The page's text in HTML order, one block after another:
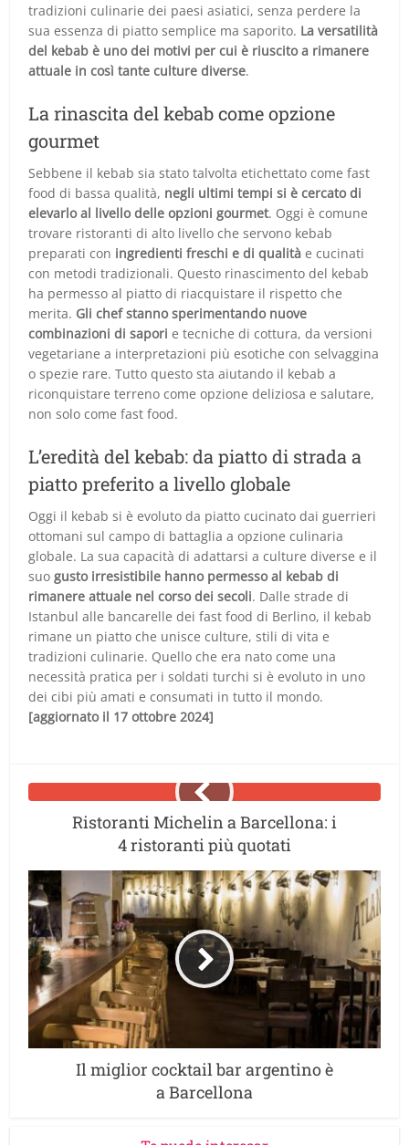
tradizioni culinarie dei paesi asiatici, senza perdere la
sua essenza di piatto semplice ma saporito. La versatilità
del kebab è uno dei motivi per cui è riuscito a rimanere
attuale in così tante culture diverse.
La rinascita del kebab come opzione
gourmet
Sebbene il kebab sia stato talvolta etichettato come fast
food di bassa qualità, negli ultimi tempi si è cercato di
elevarlo al livello delle opzioni gourmet. Oggi è comune
trovare ristoranti di alto livello che servono kebab
preparati con ingredienti freschi e di qualità e cucinati
con metodi tradizionali. Questo rinascimento del kebab
ha permesso al piatto di riacquistare il rispetto che
merita. Gli chef stanno sperimentando nuove
combinazioni di sapori e tecniche di cottura, da versioni
vegetariane a interpretazioni più esotiche con selvaggina
o spezie rare. Tutto questo sta aiutando il kebab a
riconquistare terreno come opzione deliziosa e salutare,
non solo come fast food.
L’eredità del kebab: da piatto di strada a
piatto preferito a livello globale
Oggi il kebab si è evoluto da piatto cucinato dai guerrieri
ottomani sul campo di battaglia a opzione culinaria
globale. La sua capacità di adattarsi a culture diverse e il
suogusto irresistibile hanno permesso al kebab di
rimanere attuale nel corso dei secoli. Dalle strade di
Istanbul alle bancarelle dei fast food di Berlino, il kebab
rimane un piatto che unisce culture, stili di vita e
tradizioni culinarie. Quello che era nato come una
necessità pratica per i soldati turchi si è evoluto in uno
dei cibi più amati e consumati in tutto il mondo.
[aggiornato il 17 ottobre 2024]
Ristoranti Michelin a Barcellona: i
4 ristoranti più quotati
Il miglior cocktail bar argentino è
a Barcellona